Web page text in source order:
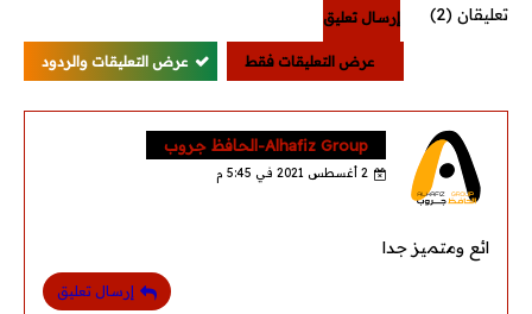
تعليقان (2) إرسال تعليق
عرض التعليقات فقط عرض التعليقات والردود
Alhafiz Group-الحافظ جروب
2 أغسطس 2021 في 5:45 م
ائع ومتميز جدا
إرسال تعليق